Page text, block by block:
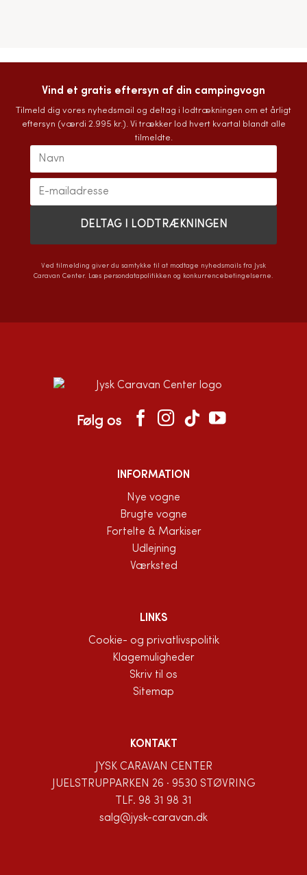
Vind et gratis eftersyn af din campingvogn
Tilmeld dig vores nyhedsmail og deltag i lodtrækningen om et årligt
eftersyn (værdi 2.995 kr.). Vi trækker lod hvert kvartal blandt alle
tilmeldte.
Ved tilmelding giver du samtykke til at modtage nyhedsmails fra Jysk
Caravan Center. Læs persondatapolitikken og konkurrencebetingelserne.
Følg os
INFORMATION
Nye vogne
Brugte vogne
Fortelte & Markiser
Udlejning
Værksted
LINKS
Cookie- og privatlivspolitik
Klagemuligheder
Skriv til os
Sitemap
KONTAKT
JYSK CARAVAN CENTER
JUELSTRUPPARKEN 26 · 9530 STØVRING
TLF. 98 31 98 31
salg@jysk-caravan.dk